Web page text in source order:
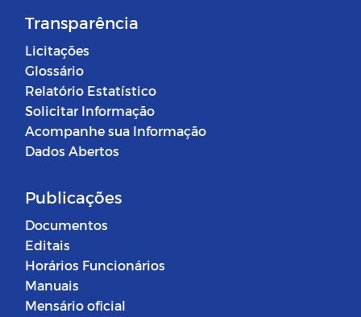
Transparência
Licitações
Glossário
Relatório Estatístico
Solicitar Informação
Acompanhe sua Informação
Dados Abertos
Publicações
Documentos
Editais
Horários Funcionários
Manuais
Mensário oficial